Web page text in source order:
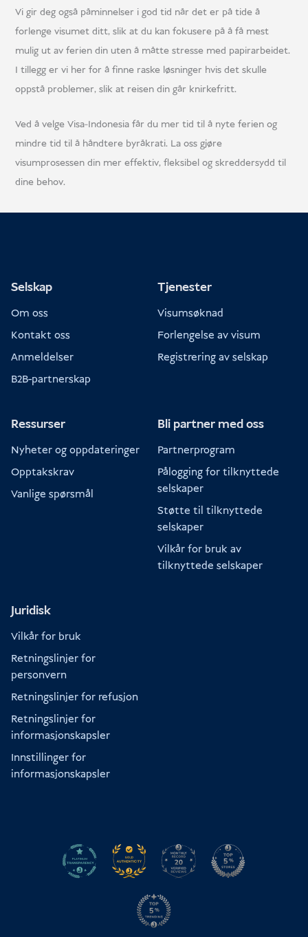
Vi gir deg også påminnelser i god tid når det er på tide å
forlenge visumet ditt, slik at du kan fokusere på å få mest
mulig ut av ferien din uten å måtte stresse med papirarbeidet.
I tillegg er vi her for å finne raske løsninger hvis det skulle
oppstå problemer, slik at reisen din går knirkefritt.
Ved å velge Visa-Indonesia får du mer tid til å nyte ferien og
mindre tid til å håndtere byråkrati. La oss gjøre
visumprosessen din mer effektiv, fleksibel og skreddersydd til
dine behov.
Selskap
Om oss
Kontakt oss
Anmeldelser
B2B-partnerskap
Tjenester
Visumsøknad
Forlengelse av visum
Registrering av selskap
Ressurser
Nyheter og oppdateringer
Opptakskrav
Vanlige spørsmål
Bli partner med oss
Partnerprogram
Pålogging for tilknyttede
selskaper
Støtte til tilknyttede
selskaper
Vilkår for bruk av
tilknyttede selskaper
Juridisk
Vilkår for bruk
Retningslinjer for
personvern
Retningslinjer for refusjon
Retningslinjer for
informasjonskapsler
Innstillinger for
informasjonskapsler